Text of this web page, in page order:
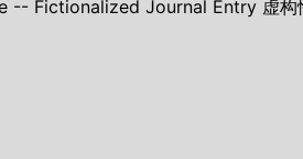
-- Fictionalized Journal Entry 虚构